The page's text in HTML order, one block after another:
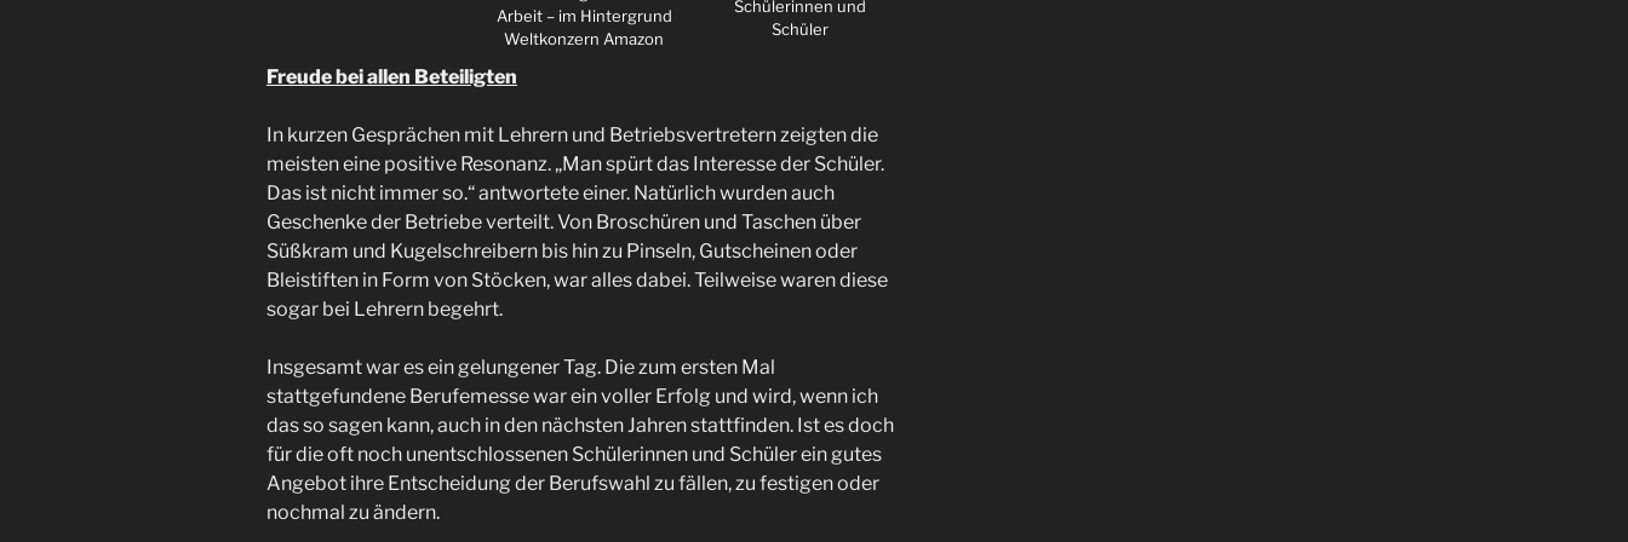
Arbeit – im Hintergrund
Weltkonzern Amazon
Schülerinnen und
Schüler
Freude bei allen Beteiligten
In kurzen Gesprächen mit Lehrern und Betriebsvertretern zeigten die
meisten eine positive Resonanz. „Man spürt das Interesse der Schüler.
Das ist nicht immer so.“ antwortete einer. Natürlich wurden auch
Geschenke der Betriebe verteilt. Von Broschüren und Taschen über
Süßkram und Kugelschreibern bis hin zu Pinseln, Gutscheinen oder
Bleistiften in Form von Stöcken, war alles dabei. Teilweise waren diese
sogar bei Lehrern begehrt.
Insgesamt war es ein gelungener Tag. Die zum ersten Mal
stattgefundene Berufemesse war ein voller Erfolg und wird, wenn ich
das so sagen kann, auch in den nächsten Jahren stattfinden. Ist es doch
für die oft noch unentschlossenen Schülerinnen und Schüler ein gutes
Angebot ihre Entscheidung der Berufswahl zu fällen, zu festigen oder
nochmal zu ändern.